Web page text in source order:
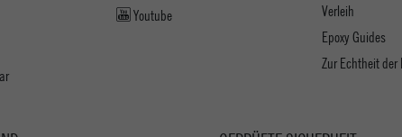
Verleih
Epoxy Guides
Zur Echtheit der
Youtube